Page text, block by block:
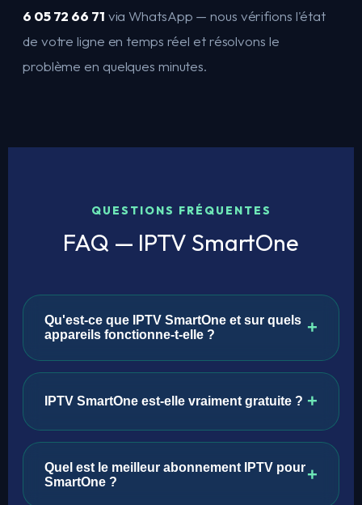
6 05 72 66 71 via WhatsApp — nous vérifions l'état
de votre ligne en temps réel et résolvons le
problème en quelques minutes.
QUESTIONS FRÉQUENTES
FAQ — IPTV SmartOne
Qu'est-ce que IPTV SmartOne et sur quels
appareils fonctionne-t-elle ?
+
IPTV SmartOne est une application IPTV
Fire Stick, Box Android et smartphones
Android. Elle se connecte aux serveurs IPTV
chaînes live, VOD et catch-up TV. Elle n'est
IPTV SmartOne est-elle vraiment gratuite ? +
Oui, l'application SmartOne IPTV est
entièrement gratuite et ne nécessite aucun
achat in-app. Seul un abonnement auprès
Quel est le meilleur abonnement IPTV pour
SmartOne ?
+